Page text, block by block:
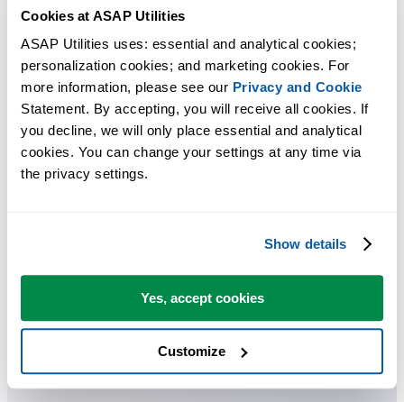
Cookies at ASAP Utilities
ASAP Utilities uses: essential and analytical cookies;
personalization cookies; and marketing cookies. For
more information, please see our Privacy and Cookie
Statement. By accepting, you will receive all cookies. If
you decline, we will only place essential and analytical
cookies. You can change your settings at any time via
the privacy settings.
Show details
Yes, accept cookies
Customize
Des outils pratiques que beaucoup d'utilisateurs d'Excel aimeraient
avoir directement dans Excel.
Gagnez du temps dans Excel. Tout
simplement.
ASAP Utilities vous aide à gagner du temps et à faire des choses
La plupart des utilisateurs commencent avec quelques outils.
utilisent ensuite ASAP Utilities au quotidien.